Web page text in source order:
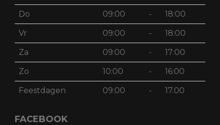
Do 09:00 - 18:00
Vr 09:00 - 18:00
Za 09:00 - 17:00
Zo 10:00 - 16:00
Feestdagen 09:00 - 17.00
FACEBOOK